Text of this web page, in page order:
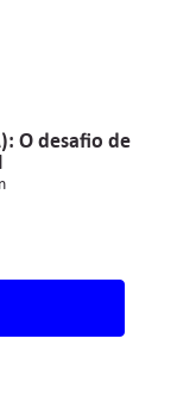
O desafio de